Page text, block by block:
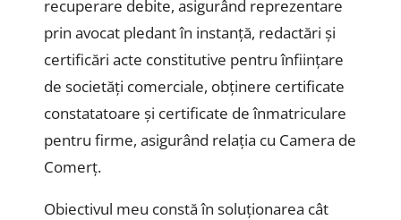
recuperare debite, asigurând reprezentare
prin avocat pledant în instanță, redactări și
certificări acte constitutive pentru înființare
de societăți comerciale, obținere certificate
constatatoare și certificate de înmatriculare
pentru firme, asigurând relația cu Camera de
Comerț.
Obiectivul meu constă în soluționarea cât